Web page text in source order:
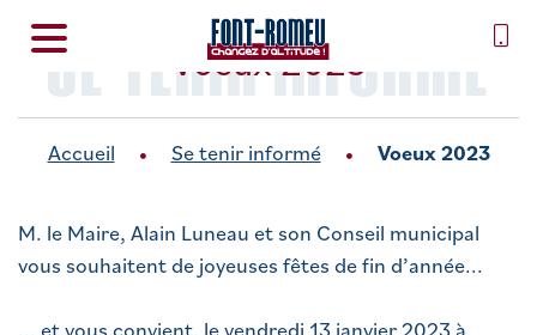
SE TENIR INFORMÉ
Voeux 2023
Accueil Se tenir informé Voeux 2023
M. le Maire, Alain Luneau et son Conseil municipal
vous souhaitent de joyeuses fêtes de fin d’année...